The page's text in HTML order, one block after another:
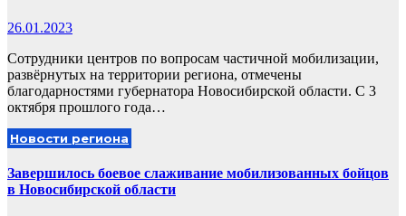
26.01.2023
Сотрудники центров по вопросам частичной мобилизации,
развёрнутых на территории региона, отмечены
благодарностями губернатора Новосибирской области. С 3
октября прошлого года…
Новости региона
Завершилось боевое слаживание мобилизованных бойцов
в Новосибирской области